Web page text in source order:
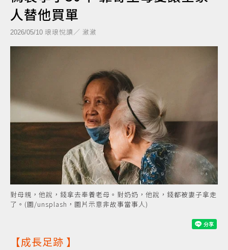
人替他買單
2026/05/10 琅琅悅讀／ 瀲瀲
對母親，他說，錢拿去奉養老母。對奶奶，他說，錢都被妻子拿走
了。(圖/unsplash，圖片示意非故事當事人)
【成長足跡 】